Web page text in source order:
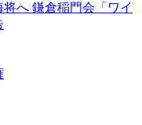
へ 鎌倉稲門会「ワイ